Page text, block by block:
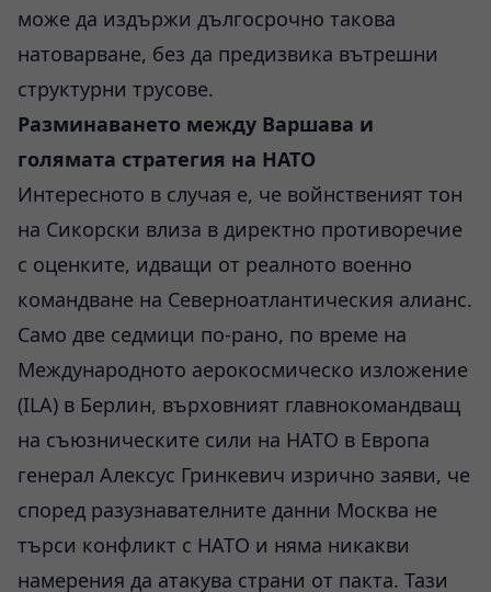
може да издържи дългосрочно такова
натоварване, без да предизвика вътрешни
структурни трусове.
Разминаването между Варшава и
голямата стратегия на НАТО
Интересното в случая е, че войнственият тон
на Сикорски влиза в директно противоречие
с оценките, идващи от реалното военно
командване на Северноатлантическия алианс.
Само две седмици по-рано, по време на
Международното аерокосмическо изложение
(ILA) в Берлин, върховният главнокомандващ
на съюзническите сили на НАТО в Европа
генерал Алексус Гринкевич изрично заяви, че
според разузнавателните данни Москва не
търси конфликт с НАТО и няма никакви
намерения да атакува страни от пакта. Тази